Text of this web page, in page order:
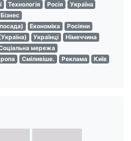
Технологія Росія
Україна
Бізнес
Економіка
Росіяни
Українці
Німеччина
мережа
Сміливіше. Реклама
Київ